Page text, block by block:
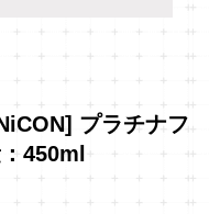
プラチナフ
450ml